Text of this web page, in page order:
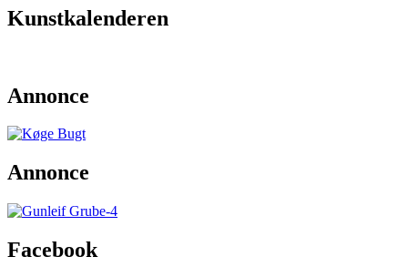
Kunstkalenderen
Annonce
Annonce
Facebook